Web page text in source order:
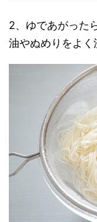
2、ゆであがった
油やぬめりをよく